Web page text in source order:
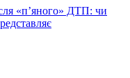
«п’яного» ДТП: чи